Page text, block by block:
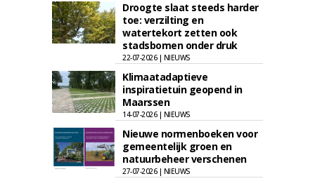
Droogte slaat steeds harder
toe: verzilting en
watertekort zetten ook
stadsbomen onder druk
22-07-2026 | NIEUWS
Klimaatadaptieve
inspiratietuin geopend in
Maarssen
14-07-2026 | NIEUWS
Nieuwe normenboeken voor
gemeentelijk groen en
natuurbeheer verschenen
27-07-2026 | NIEUWS